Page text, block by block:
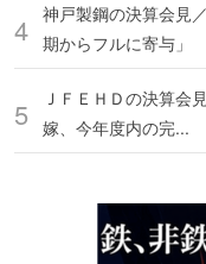
神戸製鋼の決算会見
期からフルに寄与」
ＪＦＥＨＤの決算会
嫁、今年度内の完...